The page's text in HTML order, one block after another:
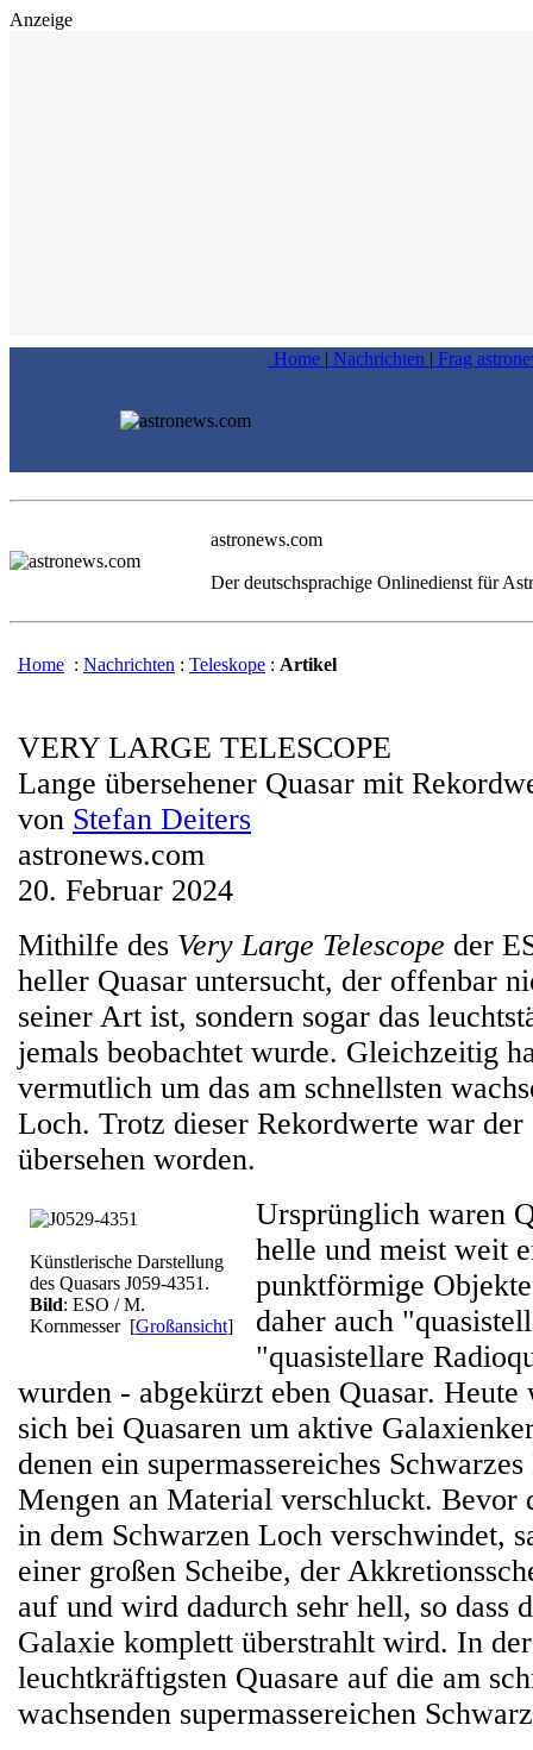
Anzeige
Home | Nachrichten | Frag
astronews.com
Der deutschsprachige Onlinedienst für
Home : Nachrichten : Teleskope : Artikel
VERY LARGE TELESCOPE
Lange übersehener Quasar mit
von Stefan Deiters
astronews.com
20. Februar 2024
Mithilfe des Very Large Telescope der
heller Quasar untersucht, der offenbar
seiner Art ist, sondern sogar das
jemals beobachtet wurde. Gleichzeitig
vermutlich um das am schnellsten
Loch. Trotz dieser Rekordwerte war der
übersehen worden.
Künstlerische Darstellung
des Quasars J059-4351.
Bild: ESO / M.
Kornmesser [Großansicht]
Ursprünglich waren
helle und meist weit
punktförmige
daher auch
"quasistellare
wurden - abgekürzt eben Quasar. Heute
sich bei Quasaren um aktive
denen ein supermassereiches
Mengen an Material verschluckt. Bevor
in dem Schwarzen Loch verschwindet,
einer großen Scheibe, der
auf und wird dadurch sehr hell, so dass
Galaxie komplett überstrahlt wird. In
leuchtkräftigsten Quasare auf die am
wachsenden supermassereichen